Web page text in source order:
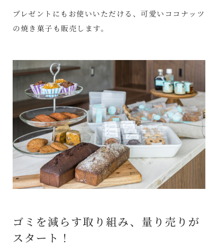
プレゼントにもお使いいただける、可愛いココナッツ
の焼き菓子も販売します。
ゴミを減らす取り組み、量り売りが
スタート！